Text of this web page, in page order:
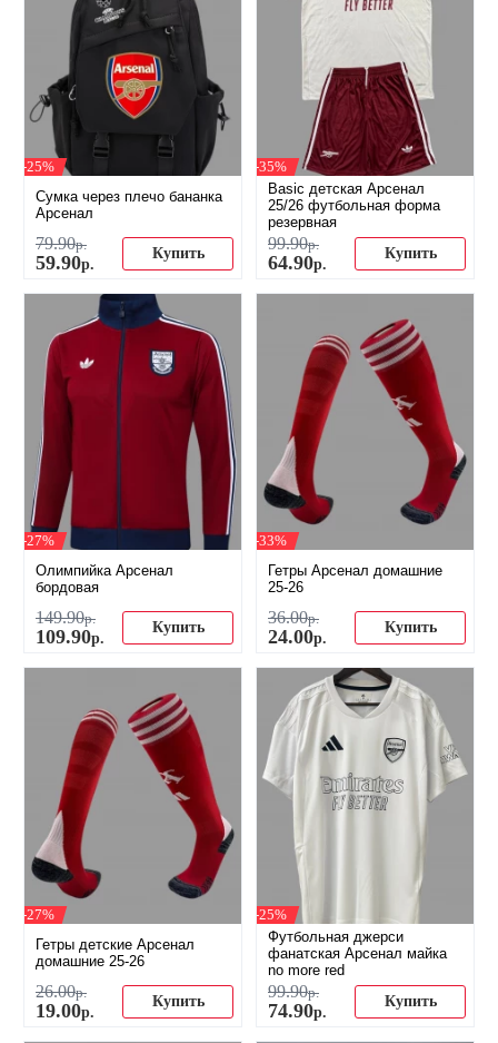
-25%
Сумка через плечо бананка
Арсенал
79.90р.
59.90р.
Купить
-35%
Basic детская Арсенал
25/26 футбольная форма
резервная
99.90р.
64.90р.
Купить
-27%
Олимпийка Арсенал
бордовая
149.90р.
109.90р.
Купить
-33%
Гетры Арсенал домашние
25-26
36.00р.
24.00р.
Купить
-27%
Гетры детские Арсенал
домашние 25-26
26.00р.
19.00р.
Купить
-25%
Футбольная джерси
фанатская Арсенал майка
no more red
99.90р.
74.90р.
Купить